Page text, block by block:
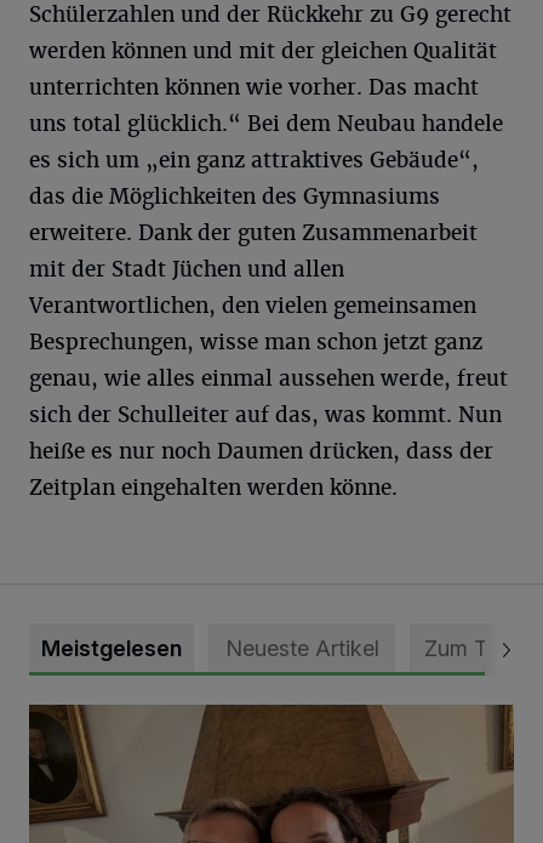
Schülerzahlen und der Rückkehr zu G9 gerecht
werden können und mit der gleichen Qualität
unterrichten können wie vorher. Das macht
uns total glücklich.“ Bei dem Neubau handele
es sich um „ein ganz attraktives Gebäude“,
das die Möglichkeiten des Gymnasiums
erweitere. Dank der guten Zusammenarbeit
mit der Stadt Jüchen und allen
Verantwortlichen, den vielen gemeinsamen
Besprechungen, wisse man schon jetzt ganz
genau, wie alles einmal aussehen werde, freut
sich der Schulleiter auf das, was kommt. Nun
heiße es nur noch Daumen drücken, dass der
Zeitplan eingehalten werden könne.
Meistgelesen Neueste Artikel Zum Thema
„Loss dir nix jefalle“ in 7 Tage 1 Song